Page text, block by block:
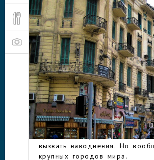
КАИР
Каир — его название звучит
сочетания букв, а всего, что
этом огромном (самый
шумном городе; о его
минаретах, жарких
многообразии и
лабиринте узких,
заблудиться, и рынке,
Сами египтяне называют
Раскинулся Каир на обоих
15 градусов выше ноля) и
отметки 40 градусов).
пустыне Сахары), но если уж
вызвать наводнения. Но
крупных городов мира.